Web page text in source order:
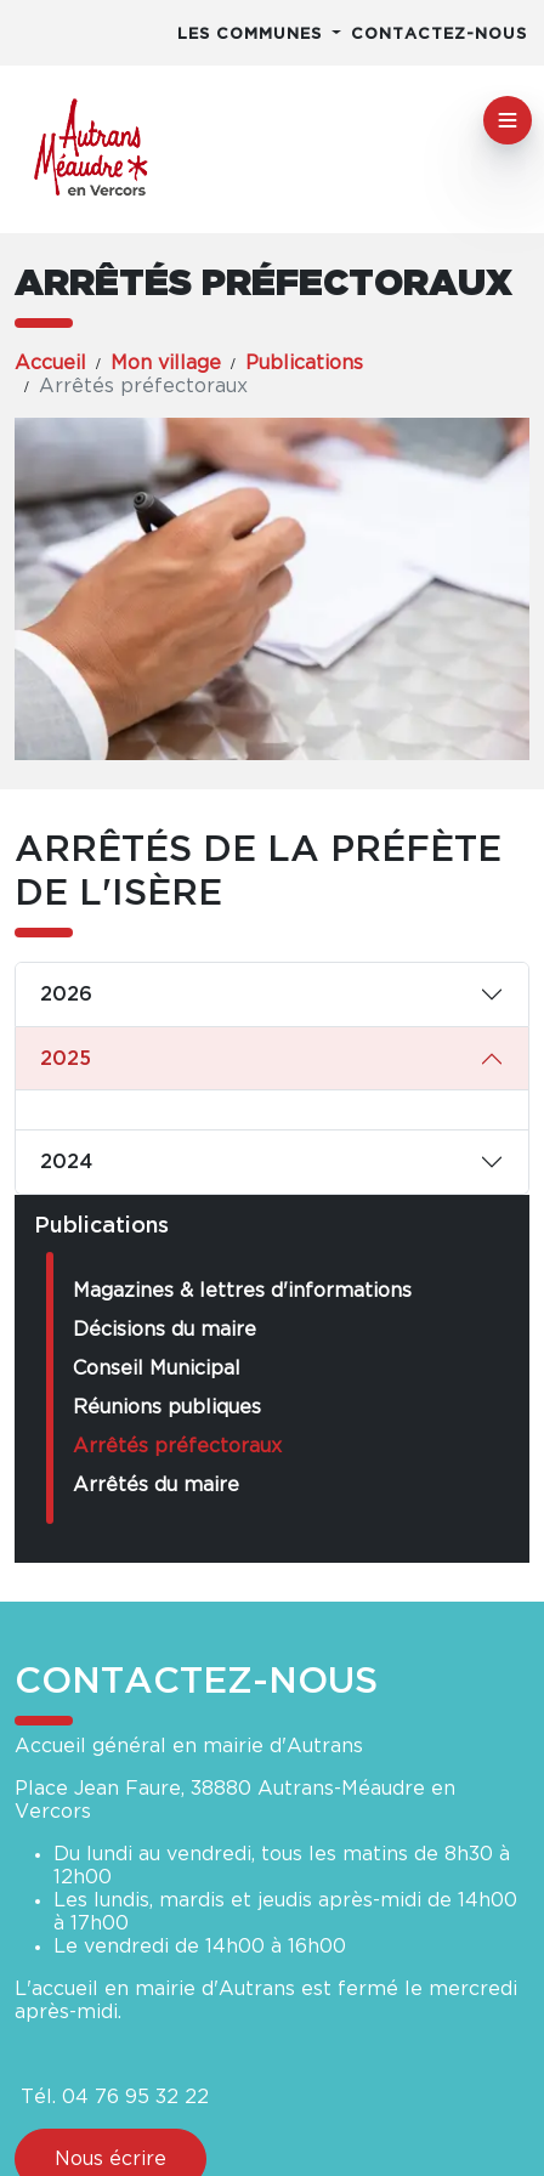
LES COMMUNES CONTACTEZ-NOUS
ARRÊTÉS PRÉFECTORAUX
Accueil Mon village
Publications
Arrêtés préfectoraux
ARRÊTÉS DE LA PRÉFÈTE
DE L'ISÈRE
2026
2025
2024
Publications
Magazines & lettres d'informations
Décisions du maire
Conseil Municipal
Réunions publiques
Arrêtés préfectoraux
Arrêtés du maire
CONTACTEZ-NOUS
Accueil général en mairie d'Autrans
Place Jean Faure, 38880 Autrans-Méaudre en
Vercors
Du lundi au vendredi, tous les matins de 8h30 à
12h00
Les lundis, mardis et jeudis après-midi de 14h00
à 17h00
Le vendredi de 14h00 à 16h00
L'accueil en mairie d'Autrans est fermé le mercredi
après-midi.
Tél. 04 76 95 32 22
Nous écrire